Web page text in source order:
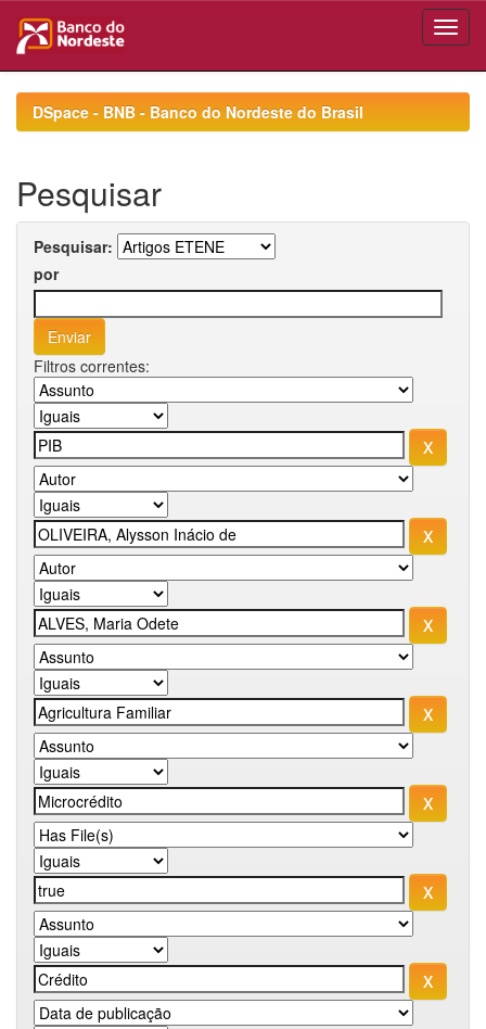
navigationDSpace - BNB - Banco do Nordeste do Brasil
Pesquisar
Pesquisar:
por
Filtros correntes: